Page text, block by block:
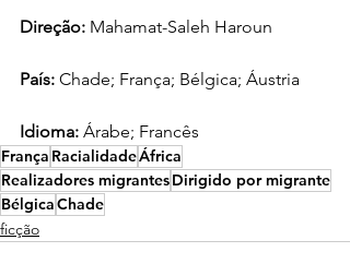
Direção: Mahamat-Saleh Haroun
País: Chade; França; Bélgica; Áustria
Idioma: Árabe; Francês
França RacialidadeÁfrica
Realizadores migrantesDirigido por migrante
BélgicaChade
ficção